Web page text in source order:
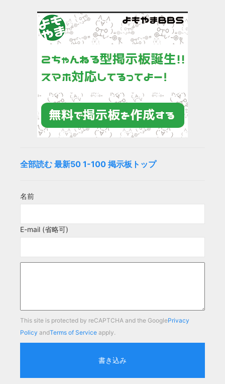
全部読む 最新50 1-100 掲示板トップ
名前
E-mail (省略可)
This site is protected by reCAPTCHA and the GooglePrivacy
Policy andTerms of Service apply.
書き込み